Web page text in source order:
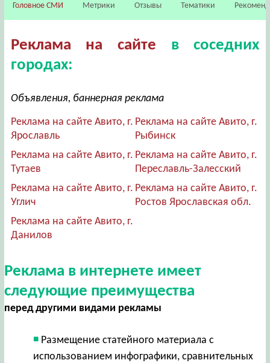
Головное СМИ Метрики Отзывы Тематики
Реклама на сайте в соседних
городах:
Объявления, баннерная реклама
Реклама на сайте Авито, г.
Ярославль
Реклама на сайте Авито, г.
Рыбинск
Реклама на сайте Авито, г.
Тутаев
Реклама на сайте Авито, г.
Переславль-Залесский
Реклама на сайте Авито, г.
Углич
Реклама на сайте Авито, г.
Ростов Ярославская обл.
Реклама на сайте Авито, г.
Данилов
Реклама в интернете имеет
следующие преимущества
перед другими видами рекламы
Размещение статейного материала с
использованием инфографики, сравнительных